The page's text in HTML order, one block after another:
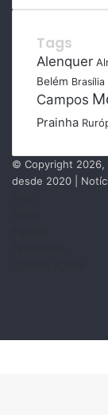
Tags
Alenquer
Belém Brasília
Campos
Prainha
© Copyright 2026,
desde 2020 |